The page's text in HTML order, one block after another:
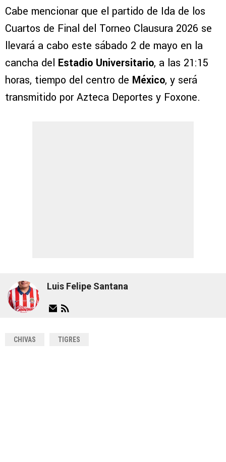
Cabe mencionar que el partido de Ida de los
Cuartos de Final del Torneo Clausura 2026 se
llevará a cabo este sábado 2 de mayo en la
cancha del Estadio Universitario, a las 21:15
horas, tiempo del centro de México, y será
transmitido por Azteca Deportes y Foxone.
Luis Felipe Santana
CHIVAS TIGRES